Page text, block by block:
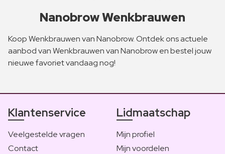
Nanobrow Wenkbrauwen
Koop Wenkbrauwen van Nanobrow. Ontdek ons actuele
aanbod van Wenkbrauwen van Nanobrow en bestel jouw
nieuwe favoriet vandaag nog!
Klantenservice
Veelgestelde vragen
Contact
Lidmaatschap
Mijn profiel
Mijn voordelen